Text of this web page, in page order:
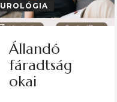
UROLÓGIA
Állandó
fáradtság
okai